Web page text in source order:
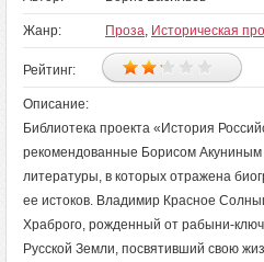
Жанр: Проза, Историческая
Рейтинг:
Описание:
Библиотека проекта «История
рекомендованные Борисом
литературы, в которых отражена
ее истоков. Владимир Красное
Храброго, рожденный от рабыни-
Русской Земли, посвятивший свою